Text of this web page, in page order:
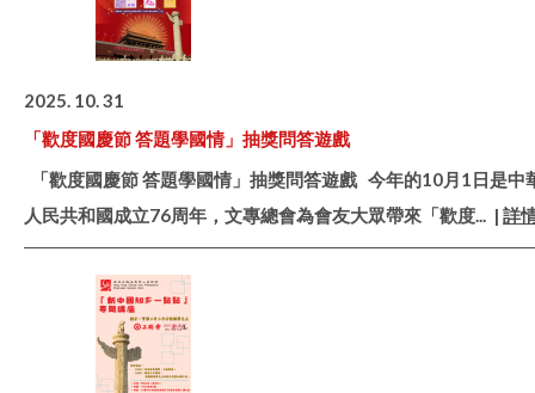
2025. 10. 31
「歡度國慶節 答題學國情」抽獎問答遊戲
「歡度國慶節 答題學國情」抽獎問答遊戲 今年的10月1日是中
人民共和國成立76周年，文專總會為會友大眾帶來「歡度... | 詳